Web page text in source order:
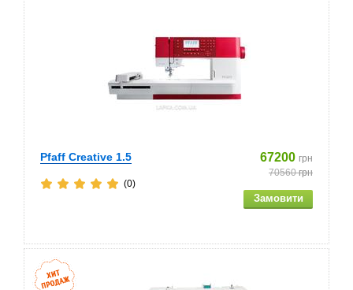
Pfaff Creative 1.5 67200 грн
70560грн
(0)